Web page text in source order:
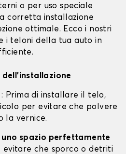
o per uso speciale
corretta installazione
ottimale. Ecco i nostri
i teloni della tua auto in
: Prima di installare il telo,
per evitare che polvere
la vernice.
uno spazio perfettamente
evitare che sporco o detriti